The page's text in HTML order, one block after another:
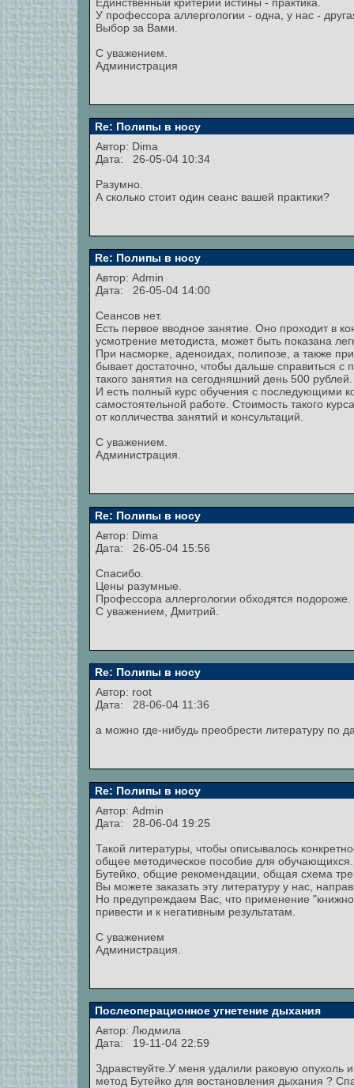
У профессора аллергологии - одна, у нас -
Выбор за Вами.
С уважением.
Администрация
Re: Полипы в носу
Автор: Dima
Дата: 26-05-04 10:34
Разумно.
А сколько стоит один сеанс вашей практики?
Re: Полипы в носу
Автор: Admin
Дата: 26-05-04 14:00
Сеансов нет.
Есть первое вводное занятие. Оно проходит в
усмотрение методиста, может быть показана
При насморке, аденоидах, полипозе, а также
бывает достаточно, чтобы дальше справиться с
такого занятия на сегодняшний день 500 рублей.
И есть полный курс обучения с последующими
самостоятельной работе. Стоимость такого
от колличества занятий и консультаций.
С уважением.
Администрация.
Re: Полипы в носу
Автор: Dima
Дата: 26-05-04 15:56
Спасибо.
Цены разумные.
Профессора аллергологии обходятся подороже.
С уважением, Дмитрий.
Re: Полипы в носу
Автор: root
Дата: 28-06-04 11:36
а можно где-нибудь преобрести литературу по
Re: Полипы в носу
Автор: Admin
Дата: 28-06-04 19:25
Такой литературы, чтобы описывалось
общее методическое пособие для
Бутейко, общие рекомендации, общая схема
Вы можете заказать эту литературу у нас,
Но предупреждаем Вас, что применение
привести и к негативным результатам.
С уважением
Администрация.
Послеоперационное угнетение дыхания
Автор: Людмила
Дата: 19-11-04 22:59
Здравствуйте.У меня удалили раковую опухоль
метод Бутейко для востановления дыхания ?